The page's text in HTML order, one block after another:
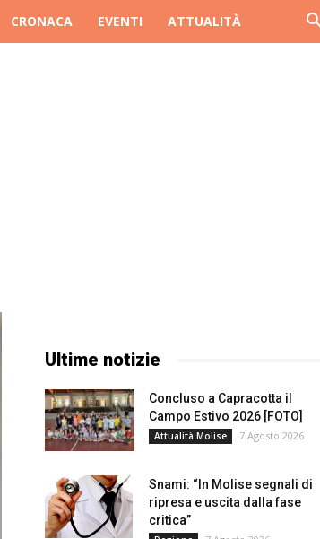
CRONACA EVENTI ATTUALITÀ
Ultime notizie
Concluso a Capracotta il
Campo Estivo 2026 [FOTO]
Attualità Molise 7 Agosto 2026
Snami: “In Molise segnali di
ripresa e uscita dalla fase
critica”